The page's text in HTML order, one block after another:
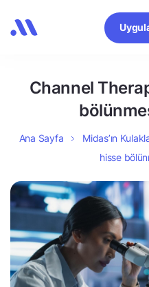
Channel
Ana Sayfa Midas’ın
hisse